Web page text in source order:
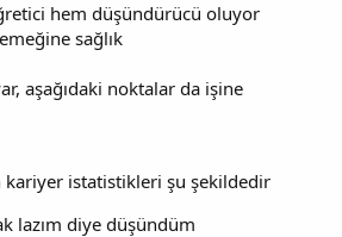
hem düşündürücü oluyor
sağlık
aşağıdaki noktalar da işine
kariyer istatistikleri şu şekildedir
lazım diye düşündüm